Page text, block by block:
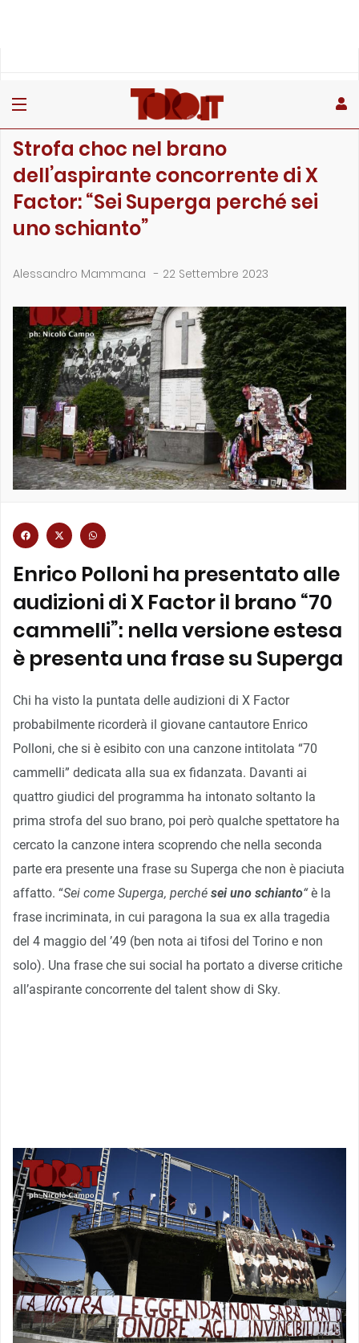
Strofa choc nel brano
dell’aspirante concorrente di X
Factor: “Sei Superga perché sei
uno schianto”
Alessandro Mammana - 22 Settembre 2023
Enrico Polloni ha presentato alle
audizioni di X Factor il brano “70
cammelli”: nella versione estesa
è presenta una frase su Superga
Chi ha visto la puntata delle audizioni di X Factor
probabilmente ricorderà il giovane cantautore Enrico
Polloni, che si è esibito con una canzone intitolata “70
cammelli” dedicata alla sua ex fidanzata. Davanti ai
quattro giudici del programma ha intonato soltanto la
prima strofa del suo brano, poi però qualche spettatore ha
cercato la canzone intera scoprendo che nella seconda
parte era presente una frase su Superga che non è piaciuta
affatto. “Sei come Superga, perché sei uno schianto“è la
frase incriminata, in cui paragona la sua ex alla tragedia
del 4 maggio del ’49 (ben nota ai tifosi del Torino e non
solo). Una frase che sui social ha portato a diverse critiche
all’aspirante concorrente del talent show di Sky.